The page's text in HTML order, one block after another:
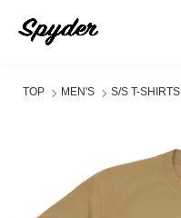
TOP MEN'S S/S T-SHIRTS